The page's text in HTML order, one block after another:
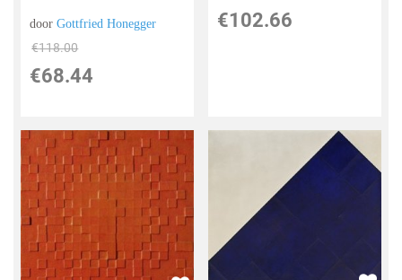
doorGottfried Honegger
€118.00
€68.44
€102.66